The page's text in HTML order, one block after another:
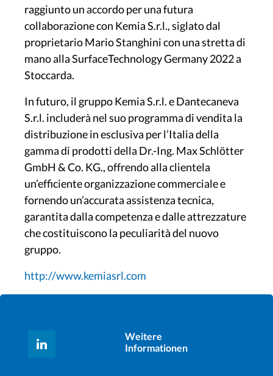
raggiunto un accordo per una futura
collaborazione con Kemia S.r.l., siglato dal
proprietario Mario Stanghini con una stretta di
mano alla SurfaceTechnology Germany 2022 a
Stoccarda.
In futuro, il gruppo Kemia S.r.l. e Dantecaneva
S.r.l. includerà nel suo programma di vendita la
distribuzione in esclusiva per l’Italia della
gamma di prodotti della Dr.-Ing. Max Schlötter
GmbH & Co. KG., offrendo alla clientela
un’efficiente organizzazione commerciale e
fornendo un’accurata assistenza tecnica,
garantita dalla competenza e dalle attrezzature
che costituiscono la peculiarità del nuovo
gruppo.
http://www.kemiasrl.com
Weitere
Informationen